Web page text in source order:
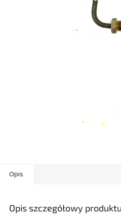
Opis
Opis szczegółowy